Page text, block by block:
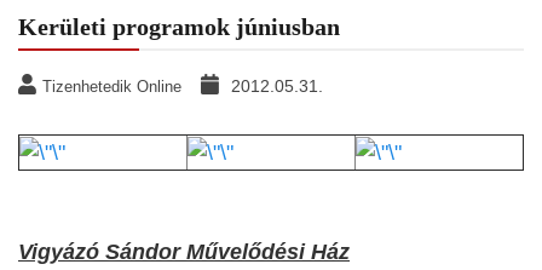
Kerületi programok júniusban
Tizenhetedik Online 2012.05.31.
Vigyázó Sándor Művelődési Ház